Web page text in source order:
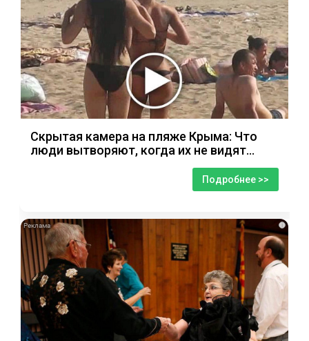
Скрытая камера на пляже Крыма: Что
люди вытворяют, когда их не видят...
Подробнее >>
i